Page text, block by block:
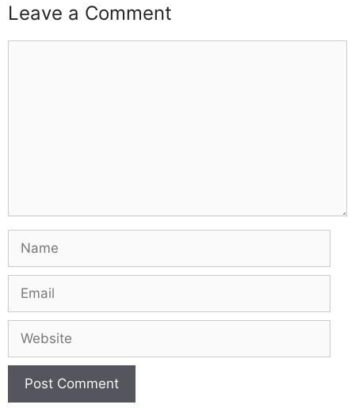
Leave a Comment